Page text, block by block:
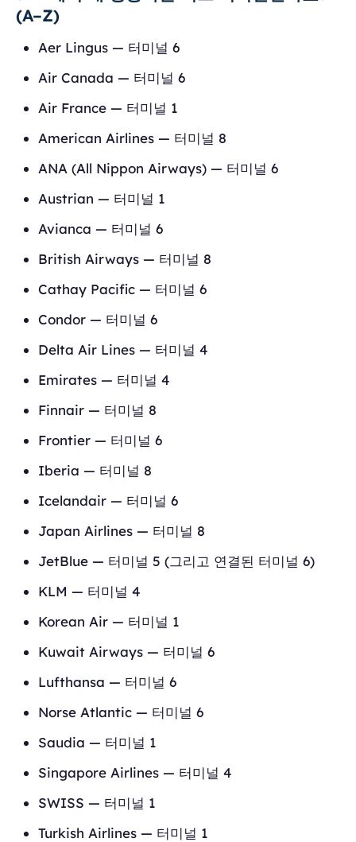
(A–Z)
Aer Lingus — 터미널 6
Air Canada — 터미널 6
Air France — 터미널 1
American Airlines — 터미널 8
ANA (All Nippon Airways) — 터미널 6
Austrian — 터미널 1
Avianca — 터미널 6
British Airways — 터미널 8
Cathay Pacific — 터미널 6
Condor — 터미널 6
Delta Air Lines — 터미널 4
Emirates — 터미널 4
Finnair — 터미널 8
Frontier — 터미널 6
Iberia — 터미널 8
Icelandair — 터미널 6
Japan Airlines — 터미널 8
JetBlue — 터미널 5 (그리고 연결된 터미널 6)
KLM — 터미널 4
Korean Air — 터미널 1
Kuwait Airways — 터미널 6
Lufthansa — 터미널 6
Norse Atlantic — 터미널 6
Saudia — 터미널 1
Singapore Airlines — 터미널 4
SWISS — 터미널 1
Turkish Airlines — 터미널 1